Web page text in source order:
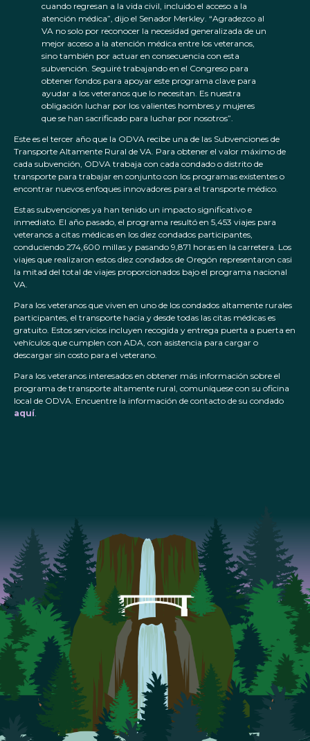
cuando regresan a la vida civil, incluido el acceso a la
atención médica”, dijo el Senador Merkley. “Agradezco al
VA no solo por reconocer la necesidad generalizada de un
mejor acceso a la atención médica entre los veteranos,
sino también por actuar en consecuencia con esta
subvención. Seguiré trabajando en el Congreso para
obtener fondos para apoyar este programa clave para
ayudar a los veteranos que lo necesitan. Es nuestra
obligación luchar por los valientes hombres y mujeres
que se han sacrificado para luchar por nosotros”.
Este es el tercer año que la ODVA recibe una de las Subvenciones de
Transporte Altamente Rural de VA. Para obtener el valor máximo de
cada subvención, ODVA trabaja con cada condado o distrito de
transporte para trabajar en conjunto con los programas existentes o
encontrar nuevos enfoques innovadores para el transporte médico.
Estas subvenciones ya han tenido un impacto significativo e
inmediato. El año pasado, el programa resultó en 5,453 viajes para
veteranos a citas médicas en los diez condados participantes,
conduciendo 274,600 millas y pasando 9,871 horas en la carretera. Los
viajes que realizaron estos diez condados de Oregón representaron casi
la mitad del total de viajes proporcionados bajo el programa nacional
VA.
Para los veteranos que viven en uno de los condados altamente rurales
participantes, el transporte hacia y desde todas las citas médicas es
gratuito. Estos servicios incluyen recogida y entrega puerta a puerta en
vehículos que cumplen con ADA, con asistencia para cargar o
descargar sin costo para el veterano.
Para los veteranos interesados en obtener más información sobre el
programa de transporte altamente rural, comuníquese con su oficina
local de ODVA. Encuentre la información de contacto de su condado
aquí.